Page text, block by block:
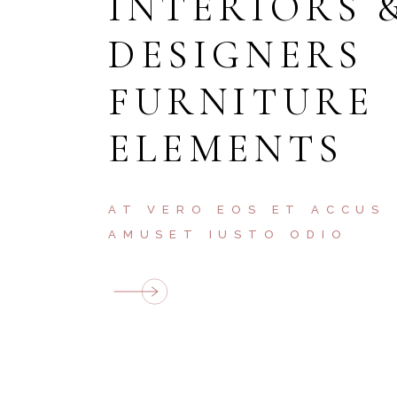
DESIGNERS
FURNITURE
ELEMENTS
AT VERO EOS ET ACCUS
AMUSET IUSTO ODIO